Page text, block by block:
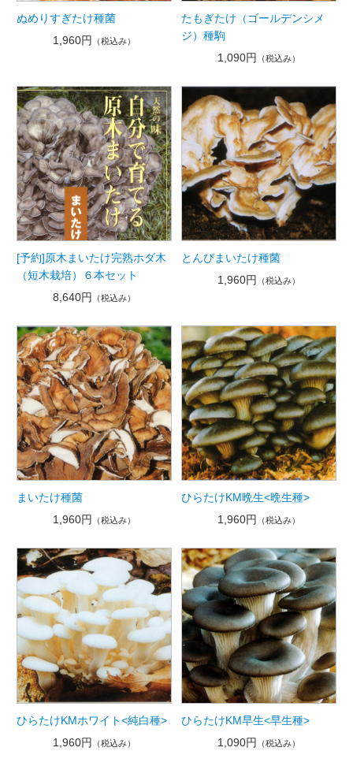
ぬめりすぎたけ種菌
1,960円
（税込み）
たもぎたけ（ゴールデンシメ
ジ）種駒
1,090円
（税込み）
[予約]原木まいたけ完熟ホダ木
（短木栽培）６本セット
8,640円
（税込み）
とんびまいたけ種菌
1,960円
（税込み）
まいたけ種菌
1,960円
（税込み）
ひらたけKM晩生<晩生種>
1,960円
（税込み）
ひらたけKMホワイト<純白種>
1,960円 （税込み）
ひらたけKM早生<早生種>
1,090円
（税込み）